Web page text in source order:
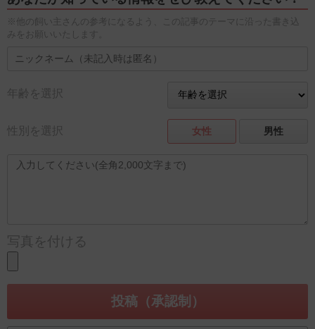
※他の飼い主さんの参考になるよう、この記事のテーマに沿った書き込
みをお願いいたします。
年齢を選択
性別を選択 女性 男性
写真を付ける